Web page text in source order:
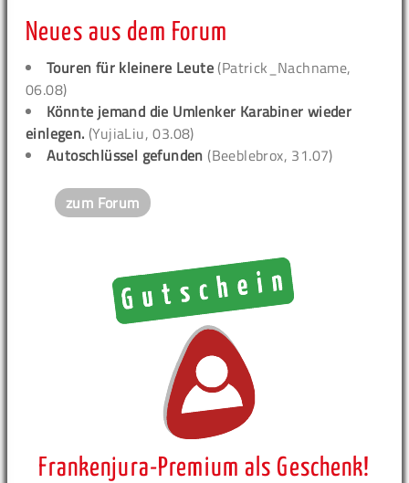
Neues aus dem Forum
Touren für kleinere Leute (Patrick_Nachname,
06.08)
Könnte jemand die Umlenker Karabiner wieder
einlegen. (YujiaLiu, 03.08)
Autoschlüssel gefunden (Beeblebrox, 31.07)
zum Forum
Frankenjura-Premium als Geschenk!